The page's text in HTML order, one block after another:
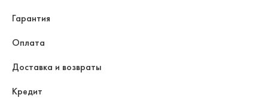
Гарантия
Оплата
Доставка и возвраты
Кредит